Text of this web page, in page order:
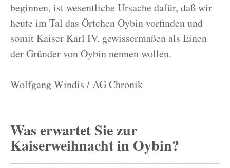
beginnen, ist wesentliche Ursache dafür, daß wir
heute im Tal das Örtchen Oybin vorfinden und
somit Kaiser Karl IV. gewissermaßen als Einen
der Gründer von Oybin nennen wollen.
Wolfgang Windis / AG Chronik
Was erwartet Sie zur
Kaiserweihnacht in Oybin?